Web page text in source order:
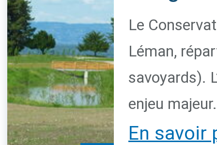
Le
Léman,
savoyards).
enjeu majeur.
En savoir